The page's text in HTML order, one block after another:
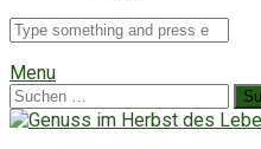
Suche
für
Menu
Suchen
nach: